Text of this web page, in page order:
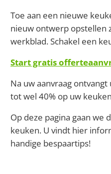
Toe aan een nieuwe
nieuw ontwerp opstellen
werkblad. Schakel een
Start gratis
Na uw aanvraag
tot wel 40% op uw
Op deze pagina gaan
keuken. U vindt hier
handige bespaartips!